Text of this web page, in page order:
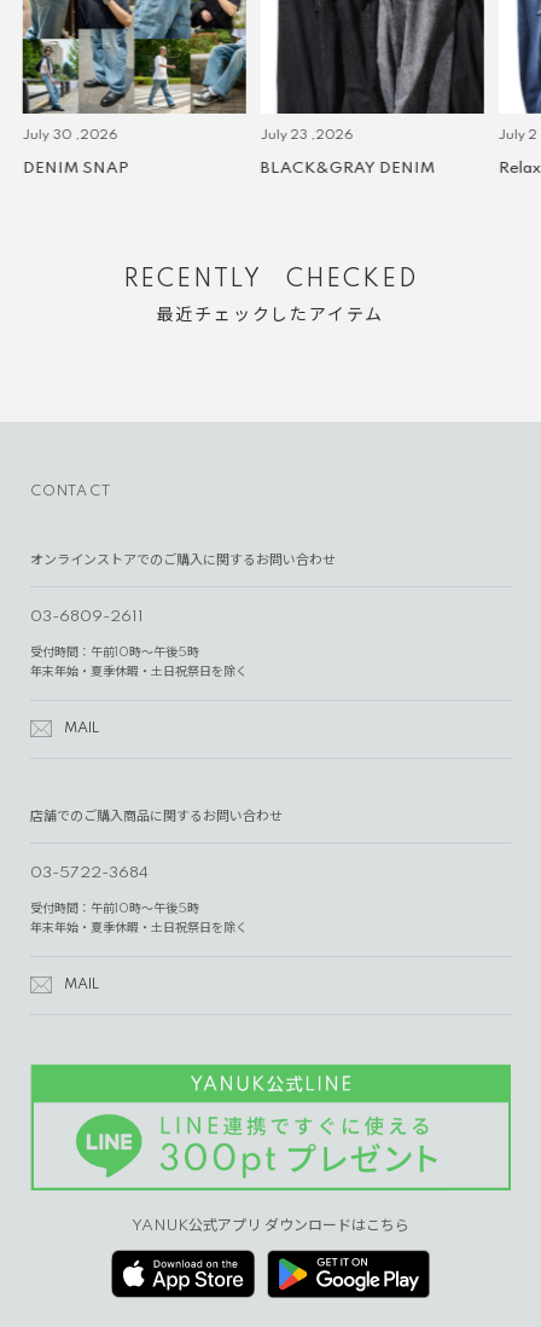
July 30 ,2026
DENIM SNAP
July 23 ,2026
BLACK&GRAY DENIM
July 2
Relax
RECENTLY CHECKED
最近チェックしたアイテム
CONTACT
オンラインストアでのご購入に関するお問い合わせ
03-6809-2611
受付時間：午前10時～午後5時
年末年始・夏季休暇・土日祝祭日を除く
MAIL
店舗でのご購入商品に関するお問い合わせ
03-5722-3684
受付時間：午前10時～午後5時
年末年始・夏季休暇・土日祝祭日を除く
MAIL
YANUK公式アプリ ダウンロードはこちら